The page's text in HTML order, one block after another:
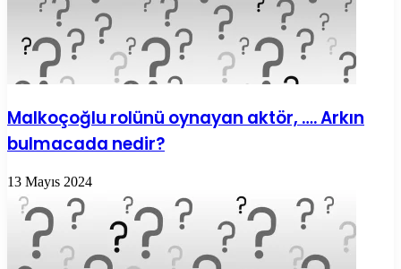
Malkoçoğlu rolünü oynayan aktör, …. Arkın
bulmacada nedir?
13 Mayıs 2024